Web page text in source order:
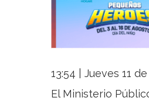
13:54 | Jueves 11
El Ministerio